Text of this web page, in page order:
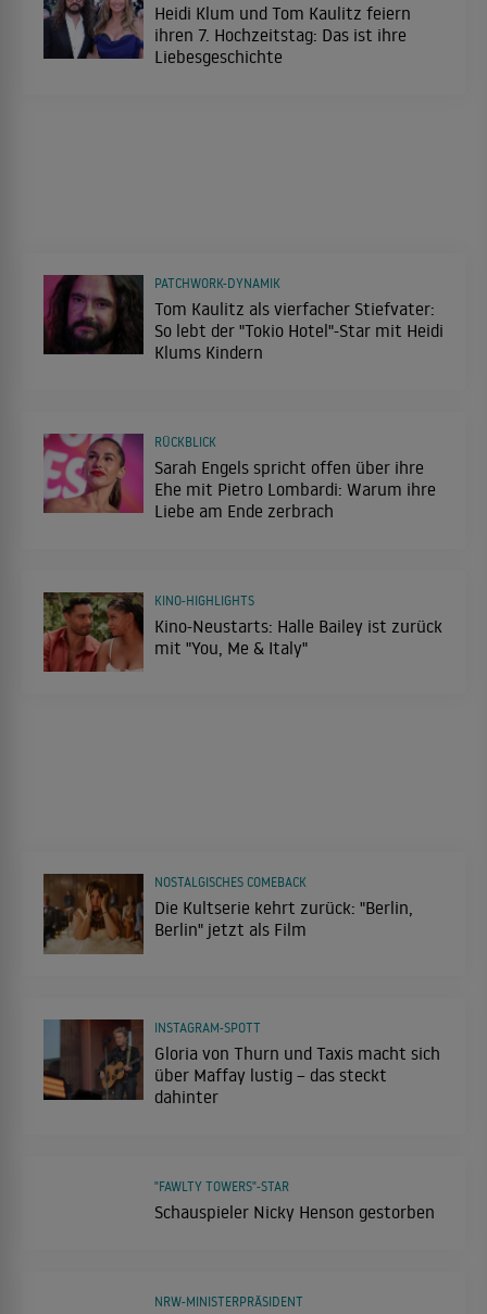
Heidi Klum und Tom Kaulitz feiern
ihren 7. Hochzeitstag: Das ist ihre
Liebesgeschichte
Tom Kaulitz als vierfacher Stiefvater:
So lebt der "Tokio Hotel"-Star mit Heidi
Klums Kindern
PATCHWORK-DYNAMIK
Sarah Engels spricht offen über ihre
Ehe mit Pietro Lombardi: Warum ihre
Liebe am Ende zerbrach
RÜCKBLICK
Kino-Neustarts: Halle Bailey ist zurück
mit "You, Me & Italy"
KINO-HIGHLIGHTS
Die Kultserie kehrt zurück: "Berlin,
Berlin" jetzt als Film
NOSTALGISCHES COMEBACK
Gloria von Thurn und Taxis macht sich
über Maffay lustig – das steckt
dahinter
INSTAGRAM-SPOTT
Schauspieler Nicky Henson gestorben
"FAWLTY TOWERS"-STAR
NRW-MINISTERPRÄSIDENT